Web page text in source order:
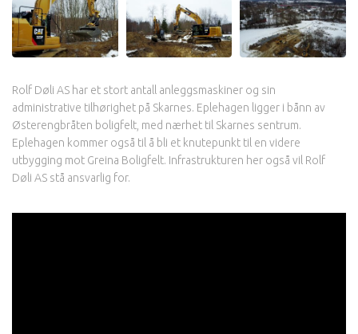
Rolf Døli AS har et stort antall anleggsmaskiner og sin
administrative tilhørighet på Skarnes. Eplehagen ligger i bånn av
Østerengbråten boligfelt, med nærhet til Skarnes sentrum.
Eplehagen kommer også til å bli et knutepunkt til en videre
utbygging mot Greina Boligfelt. Infrastrukturen her også vil Rolf
Døli AS stå ansvarlig for.